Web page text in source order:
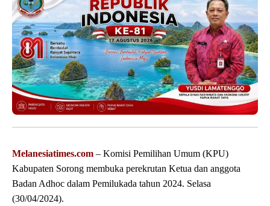
Melanesiatimes.com – Komisi Pemilihan Umum (KPU)
Kabupaten Sorong membuka perekrutan Ketua dan anggota
Badan Adhoc dalam Pemilukada tahun 2024. Selasa
(30/04/2024).